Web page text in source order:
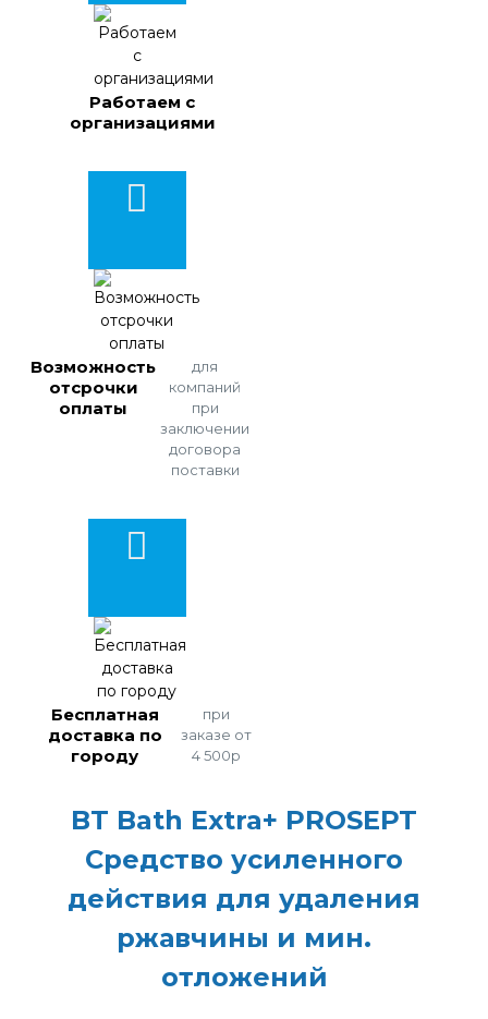
Работаем с
организациями
Возможность
отсрочки
оплаты
для
компаний
при
заключении
договора
поставки
Бесплатная
доставка по
городу
при
заказе от
4 500р
BT Bath Extra+ PROSEPT
Средство усиленного
действия для удаления
ржавчины и мин.
отложений